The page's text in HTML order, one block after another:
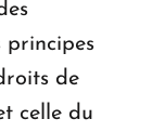
principes
de
celle du